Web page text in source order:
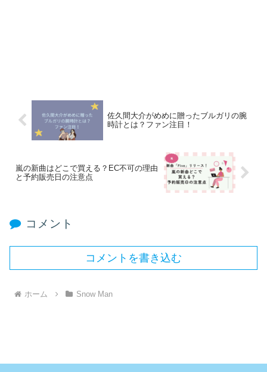
佐久間大介がめめに贈ったブルガリの腕
時計とは？ファン注目！
嵐の新曲はどこで買える？EC不可の理由
と予約販売日の注意点
コメント
コメントを書き込む
ホーム Snow Man